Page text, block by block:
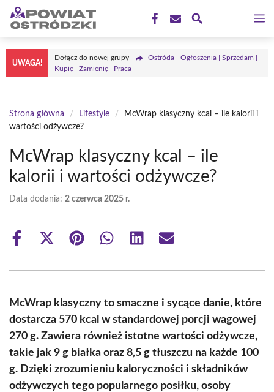
Przejdź
treści
UWAGA!
Dołącz do nowej grupy
Ostróda - Ogłoszenia | Sprzedam |
Kupię | Zamienię | Praca
Strona główna / Lifestyle /
McWrap klasyczny kcal – ile kalorii i
wartości odżywcze?
McWrap klasyczny kcal – ile
kalorii i wartości odżywcze?
Data dodania: 2 czerwca 2025 r.
Share
Share
(Twitter)
Share Share Share Share
McWrap klasyczny to smaczne i sycące danie, które
dostarcza 570 kcal w standardowej porcji wagowej
270 g. Zawiera również istotne wartości odżywcze,
takie jak 9 g białka oraz 8,5 g tłuszczu na każde 100
g. Dzięki zrozumieniu kaloryczności i składników
odżywczych tego popularnego posiłku, osoby